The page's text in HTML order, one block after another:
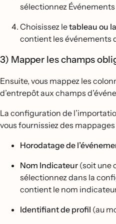
sélectionnez
Choisissez letableau ou
contient les événements
3) Mapper les champs
Ensuite, vous mappez les
d’entrepôt aux champs
La configuration de
vous fournissiez des mappages
Horodatage de
Nom Indicateur (soit une
sélectionnez dans la
contient le nom
Identifiant de profil (au